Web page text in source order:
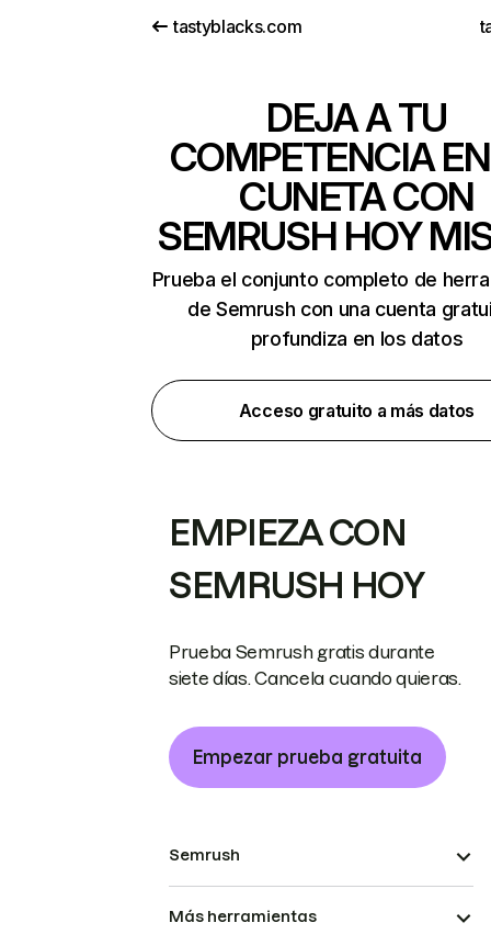
tastyblacks.com
DEJA A TU
COMPETENCIA
CUNETA CON
SEMRUSH HOY
Prueba el conjunto completo de
de Semrush con una cuenta
profundiza en los datos
Acceso gratuito a más datos
EMPIEZA CON
SEMRUSH HOY
Prueba Semrush gratis durante
siete días. Cancela cuando quieras.
Empezar prueba gratuita
Semrush
Más herramientas